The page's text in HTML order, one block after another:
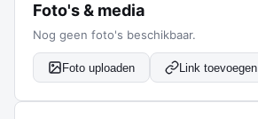
Foto's & media
Nog geen foto's beschikbaar.
Foto uploaden Link toevoegen